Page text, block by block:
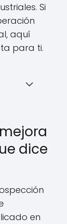
Si
aquí
para ti.
dice
en